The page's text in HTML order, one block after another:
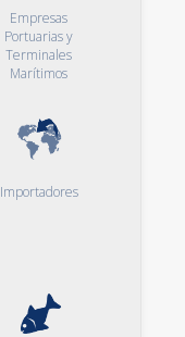
Empresas
Portuarias y
Terminales
Marítimos
Importadores